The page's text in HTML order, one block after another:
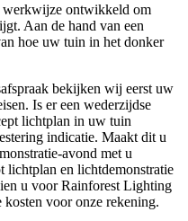
werkwijze ontwikkeld om
Aan de hand van een
hoe uw tuin in het donker
bekijken wij eerst uw
Is er een wederzijdse
lichtplan in uw tuin
indicatie. Maakt dit u
avond met u
lichtplan en lichtdemonstratie
u voor Rainforest Lighting
voor onze rekening.